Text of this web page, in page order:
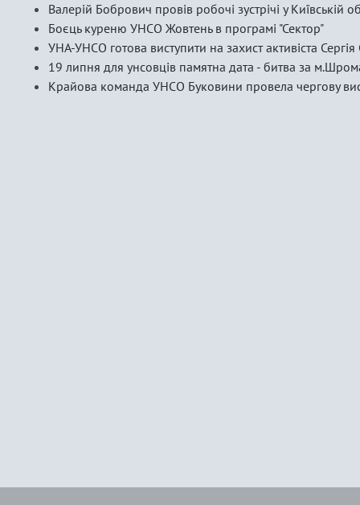
Валерій Бобрович провів робочі зустрічі у Київській
Боєць куреню УНСО Жовтень в програмі "Сектор"
УНА-УНСО готова виступити на захист активіста
19 липня для унсовців памятна дата - битва за
Крайова команда УНСО Буковини провела чергову